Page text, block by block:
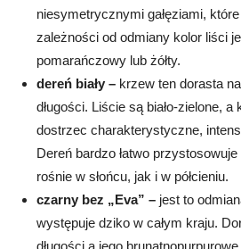
niesymetrycznymi gałęziami,
zależności od odmiany kolor liści
pomarańczowy lub żółty.
dereń biały – krzew ten dorasta
długości. Liście są biało-zielone,
dostrzec charakterystyczne,
Dereń bardzo łatwo
rośnie w słońcu, jak i w półcieniu.
czarny bez „Eva” – jest to
występuje dziko w całym kraju.